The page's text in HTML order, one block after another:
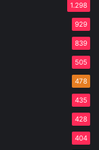
1.298
929
839
505
478
435
428
404